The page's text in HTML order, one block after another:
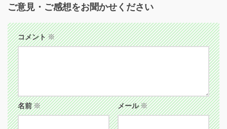
ご意見・ご感想をお聞かせください
コメント※
名前※ メール※